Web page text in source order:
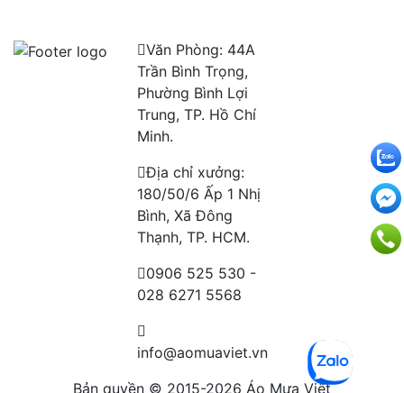
Văn Phòng: 44A
Trần Bình Trọng,
Phường Bình Lợi
Trung, TP. Hồ Chí
Minh.
Địa chỉ xưởng:
180/50/6 Ấp 1 Nhị
Bình, Xã Đông
Thạnh, TP. HCM.
0906 525 530 -
028 6271 5568
info@aomuaviet.vn
Bản quyền © 2015-2026 Áo Mưa Việt